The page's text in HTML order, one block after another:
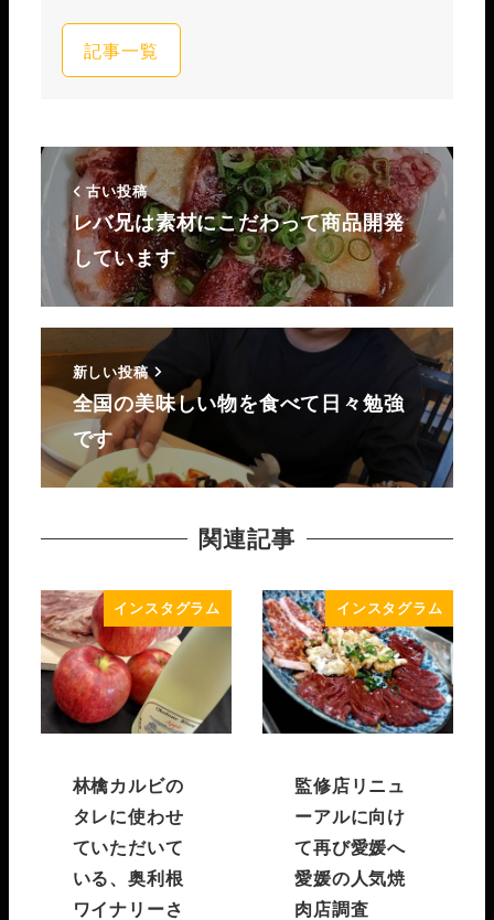
記事一覧
古い投稿
レバ兄は素材にこだわって商品開発
しています
新しい投稿
全国の美味しい物を食べて日々勉強
です
関連記事
インスタグラム
林檎カルビの
タレに使わせ
ていただいて
いる、奥利根
ワイナリーさ
インスタグラム
監修店リニュ
ーアルに向け
て再び愛媛へ️
愛媛の人気焼
肉店調査